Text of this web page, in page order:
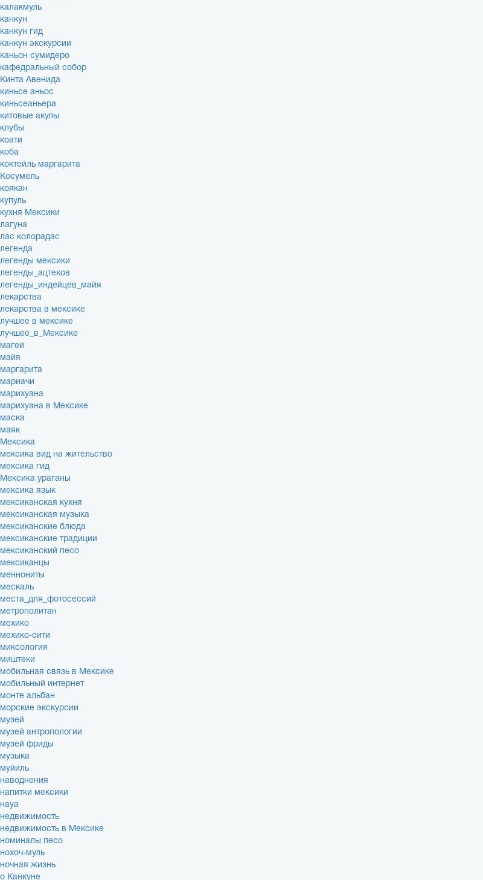
калакмуль
канкун
канкун гид
канкун экскурсии
каньон сумидеро
кафедральный собор
Кинта Авенида
киньсе аньос
киньсеаньера
китовые акулы
клубы
коати
коба
коктейль маргарита
Косумель
коякан
купуль
кухня Мексики
лагуна
лас колорадас
легенда
легенды мексики
легенды_ацтеков
легенды_индейцев_майя
лекарства
лекарства в мексике
лучшее в мексике
лучшее_в_Мексике
магей
майя
маргарита
мариачи
марихуана
марихуана в Мексике
маска
маяк
Мексика
мексика вид на жительство
мексика гид
Мексика ураганы
мексика язык
мексиканская кухня
мексиканская музыка
мексиканские блюда
мексиканские традиции
мексиканский песо
мексиканцы
меннониты
мескаль
места_для_фотосессий
метрополитан
мехико
мехико-сити
миксология
миштеки
мобильная связь в Мексике
мобильный интернет
монте альбан
морские экскурсии
музей
музей антропологии
музей фриды
музыка
муйиль
наводнения
напитки мексики
науа
недвижимость
недвижимость в Мексике
номиналы песо
нохоч-муль
ночная жизнь
о Канкуне